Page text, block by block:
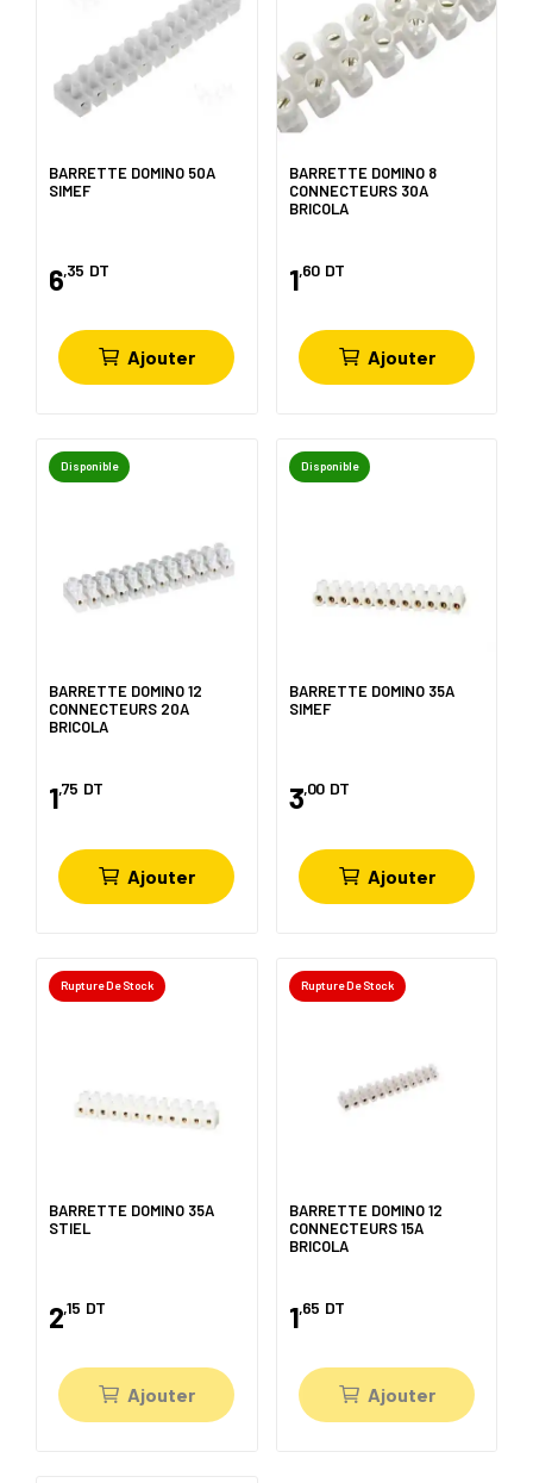
BARRETTE DOMINO 50A
SIMEF
6,35 DT
Ajouter
BARRETTE DOMINO 8
CONNECTEURS 30A
BRICOLA
1,60 DT
Ajouter
Disponible
BARRETTE DOMINO 12
CONNECTEURS 20A
BRICOLA
1,75 DT
Ajouter
Disponible
BARRETTE DOMINO 35A
SIMEF
3,00 DT
Ajouter
Rupture De Stock
BARRETTE DOMINO 35A
STIEL
2,15 DT
Ajouter
Rupture De Stock
BARRETTE DOMINO 12
CONNECTEURS 15A
BRICOLA
1,65 DT
Ajouter